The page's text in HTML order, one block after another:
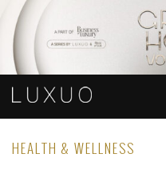
HEALTH & WELLNESS